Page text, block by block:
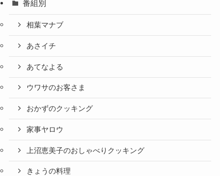
番組別
相葉マナブ
あさイチ
あてなよる
ウワサのお客さま
おかずのクッキング
家事ヤロウ
上沼恵美子のおしゃべりクッキング
きょうの料理